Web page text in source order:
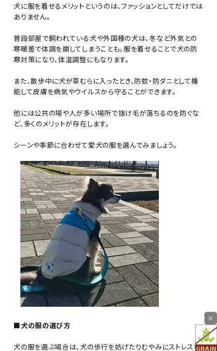
犬に服を着せるメリットというのは、ファッションとしてだけでは
ありません。
普段部屋で飼われている犬や外国種の犬は、冬など外気との
寒暖差で体調を崩してしまうことも。服を着せることで犬の防
寒対策になり、体温調整にもなります。
また、散歩中に犬が草むらに入ったとき、防蚊・防ダニとして機
能して皮膚を病気やウイルスから守ることができます。
他には公共の場や人が多い場所で抜け毛が落ちるのを防ぐな
ど、多くのメリットが存在します。
シーンや季節に合わせて愛犬の服を選んでみましょう。
■犬の服の選び方
犬の服を選ぶ場合は、犬の歩行を妨げたりむやみにストレスを
×